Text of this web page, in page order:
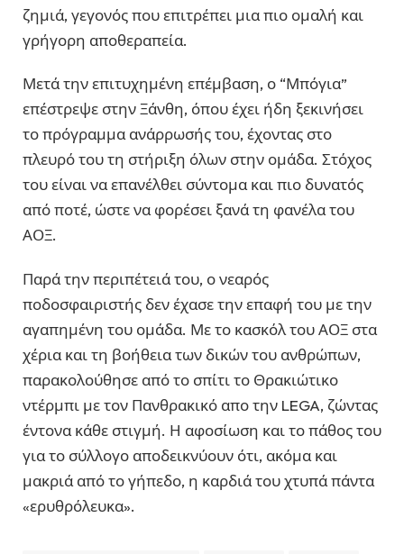
ζημιά, γεγονός που επιτρέπει μια πιο ομαλή και
γρήγορη αποθεραπεία.
Μετά την επιτυχημένη επέμβαση, ο “Μπόγια”
επέστρεψε στην Ξάνθη, όπου έχει ήδη ξεκινήσει
το πρόγραμμα ανάρρωσής του, έχοντας στο
πλευρό του τη στήριξη όλων στην ομάδα. Στόχος
του είναι να επανέλθει σύντομα και πιο δυνατός
από ποτέ, ώστε να φορέσει ξανά τη φανέλα του
ΑΟΞ.
Παρά την περιπέτειά του, ο νεαρός
ποδοσφαιριστής δεν έχασε την επαφή του με την
αγαπημένη του ομάδα. Με το κασκόλ του ΑΟΞ στα
χέρια και τη βοήθεια των δικών του ανθρώπων,
παρακολούθησε από το σπίτι το Θρακιώτικο
ντέρμπι με τον Πανθρακικό απο την LEGA, ζώντας
έντονα κάθε στιγμή. Η αφοσίωση και το πάθος του
για το σύλλογο αποδεικνύουν ότι, ακόμα και
μακριά από το γήπεδο, η καρδιά του χτυπά πάντα
«ερυθρόλευκα».